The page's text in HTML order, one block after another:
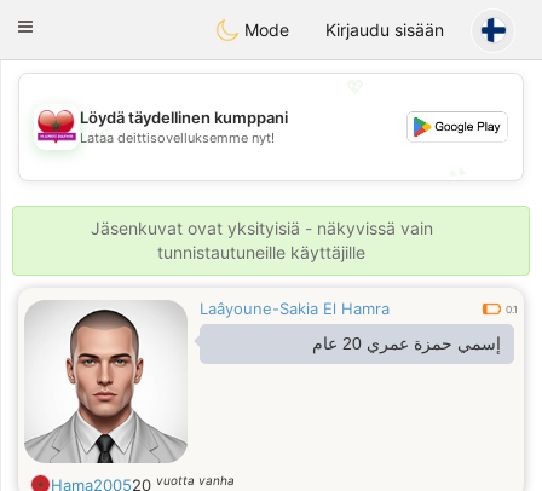
Maroc Dating
Toggle
Mode Kirjaudu sisään
💖
💕
Löydä täydellinen kumppani
Lataa deittisovelluksemme nyt!
Jäsenkuvat ovat yksityisiä - näkyvissä vain
tunnistautuneille käyttäjille
Laâyoune-Sakia El Hamra 0.1
إسمي حمزة عمري 20 عام
Hama200520 vuotta vanha